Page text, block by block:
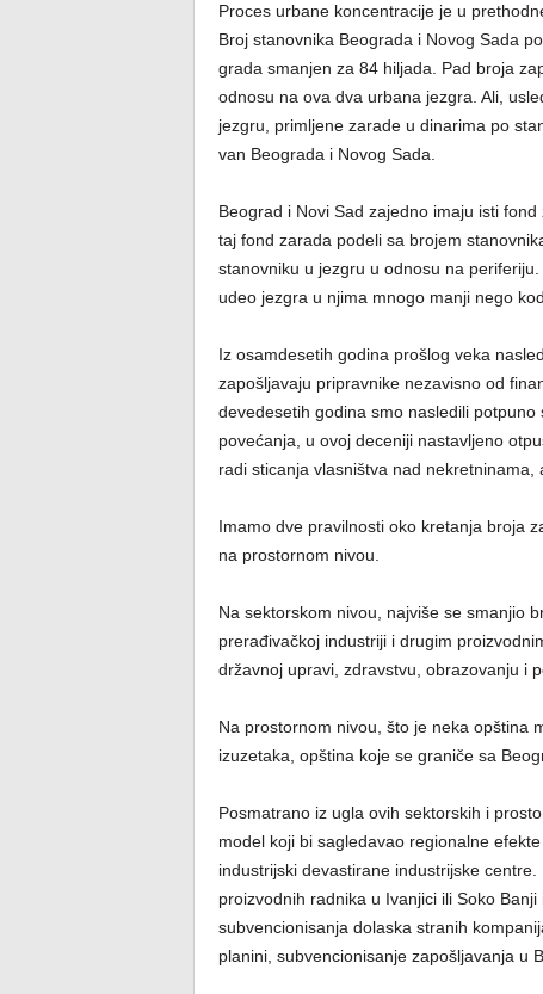
Proces urbane koncentracije je u
Broj stanovnika Beograda i Novog Sada
grada smanjen za 84 hiljada. Pad broja
odnosu na ova dva urbana jezgra. Ali,
jezgru, primljene zarade u dinarima po
van Beograda i Novog Sada.
Beograd i Novi Sad zajedno imaju isti
taj fond zarada podeli sa brojem
stanovniku u jezgru u odnosu na
udeo jezgra u njima mnogo manji nego
Iz osamdesetih godina prošlog veka
zapošljavaju pripravnike nezavisno od
devedesetih godina smo nasledili
povećanja, u ovoj deceniji nastavljeno
radi sticanja vlasništva nad
Imamo dve pravilnosti oko kretanja broja
na prostornom nivou.
Na sektorskom nivou, najviše se smanjio
prerađivačkoj industriji i drugim
državnoj upravi, zdravstvu, obrazovanju i
Na prostornom nivou, što je neka opština
izuzetaka, opština koje se graniče sa
Posmatrano iz ugla ovih sektorskih i
model koji bi sagledavao regionalne
industrijski devastirane industrijske
proizvodnih radnika u Ivanjici ili Soko
subvencionisanja dolaska stranih
planini, subvencionisanje zapošljavanja u